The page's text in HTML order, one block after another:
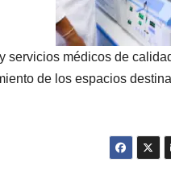
servicios médicos de
de los espacios